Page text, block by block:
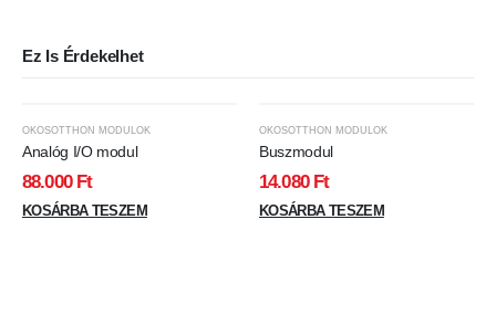
Ez Is Érdekelhet
OKOSOTTHON MODULOK
Analóg I/O modul
88.000 Ft
KOSÁRBA TESZEM
OKOSOTTHON MODULOK
Buszmodul
14.080 Ft
KOSÁRBA TESZEM